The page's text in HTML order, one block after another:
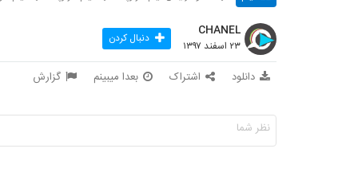
CHANEL
۲۳ اسفند ۱۳۹۷ دنبال کردن
دانلود اشتراک بعدا میبینم گزارش